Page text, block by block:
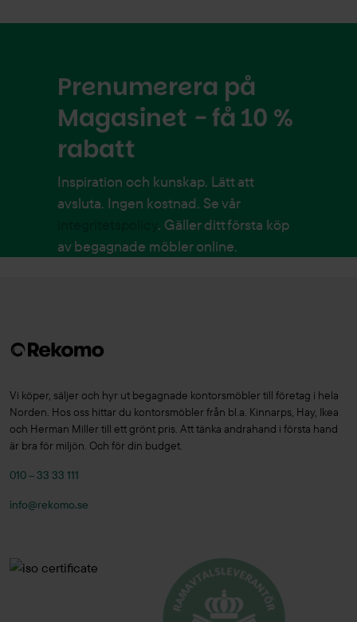
Prenumerera på
Magasinet - få 10 %
rabatt
Inspiration och kunskap. Lätt att
avsluta. Ingen kostnad. Se vår
. Gäller ditt första köp
av begagnade möbler online.
Vi köper, säljer och hyr ut begagnade kontorsmöbler till företag i hela
Norden. Hos oss hittar du kontorsmöbler från bl.a. Kinnarps, Hay, Ikea
och Herman Miller till ett grönt pris. Att tänka andrahand i första hand
är bra för miljön. Och för din budget.
010 – 33 33 111
info@rekomo.se